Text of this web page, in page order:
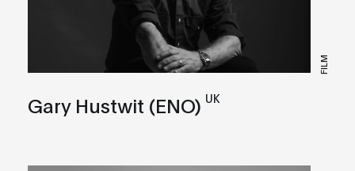
FILM
Gary Hustwit (ENO) UK